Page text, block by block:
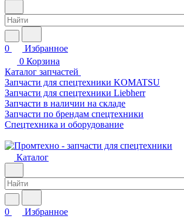
0
Избранное
0 Корзина
Каталог запчастей
Запчасти для спецтехники KOMATSU
Запчасти для спецтехники Liebherr
Запчасти в наличии на складе
Запчасти по брендам спецтехники
Спецтехника и оборудование
Каталог
0
Избранное